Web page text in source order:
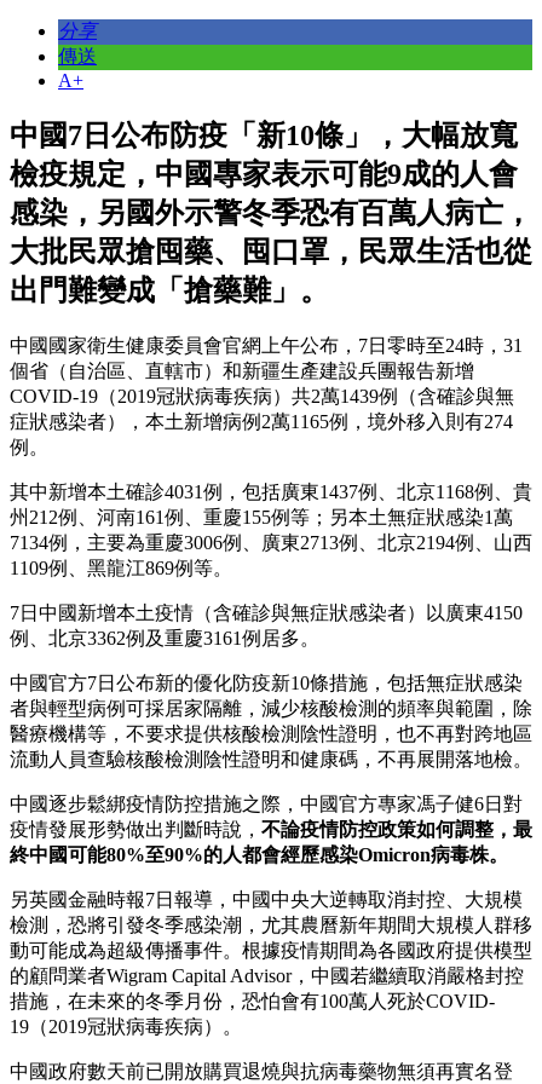
分享
傳送
A+
中國7日公布防疫「新10條」，大幅放寬
檢疫規定，中國專家表示可能9成的人會
感染，另國外示警冬季恐有百萬人病亡，
大批民眾搶囤藥、囤口罩，民眾生活也從
出門難變成「搶藥難」。
中國國家衛生健康委員會官網上午公布，7日零時至24時，31
個省（自治區、直轄市）和新疆生產建設兵團報告新增
COVID-19（2019冠狀病毒疾病）共2萬1439例（含確診與無
症狀感染者），本土新增病例2萬1165例，境外移入則有274
例。
其中新增本土確診4031例，包括廣東1437例、北京1168例、貴
州212例、河南161例、重慶155例等；另本土無症狀感染1萬
7134例，主要為重慶3006例、廣東2713例、北京2194例、山西
1109例、黑龍江869例等。
7日中國新增本土疫情（含確診與無症狀感染者）以廣東4150
例、北京3362例及重慶3161例居多。
中國官方7日公布新的優化防疫新10條措施，包括無症狀感染
者與輕型病例可採居家隔離，減少核酸檢測的頻率與範圍，除
醫療機構等，不要求提供核酸檢測陰性證明，也不再對跨地區
流動人員查驗核酸檢測陰性證明和健康碼，不再展開落地檢。
中國逐步鬆綁疫情防控措施之際，中國官方專家馮子健6日對
疫情發展形勢做出判斷時說， 不論疫情防控政策如何調整，最
終中國可能80%至90%的人都會經歷感染Omicron病毒株。
另英國金融時報7日報導，中國中央大逆轉取消封控、大規模
檢測，恐將引發冬季感染潮，尤其農曆新年期間大規模人群移
動可能成為超級傳播事件。根據疫情期間為各國政府提供模型
的顧問業者Wigram Capital Advisor，中國若繼續取消嚴格封控
措施，在未來的冬季月份，恐怕會有100萬人死於COVID-
19（2019冠狀病毒疾病）。
中國政府數天前已開放購買退燒與抗病毒藥物無須再實名登